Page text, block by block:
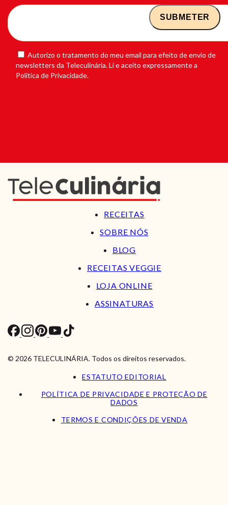
Autorizo o tratamento do meu email para efeito de envio de
newsletters da Teleculinária. Li e aceito expressamente a
Política de Privacidade.
RECEITAS
SOBRE NÓS
BLOG
RECEITAS VEGGIE
LOJA ONLINE
ASSINATURAS
© 2026 TELECULINÁRIA. Todos os direitos reservados.
ESTATUTO EDITORIAL
POLÍTICA DE PRIVACIDADE E PROTEÇÃO DE
DADOS
TERMOS E CONDIÇÕES DE VENDA